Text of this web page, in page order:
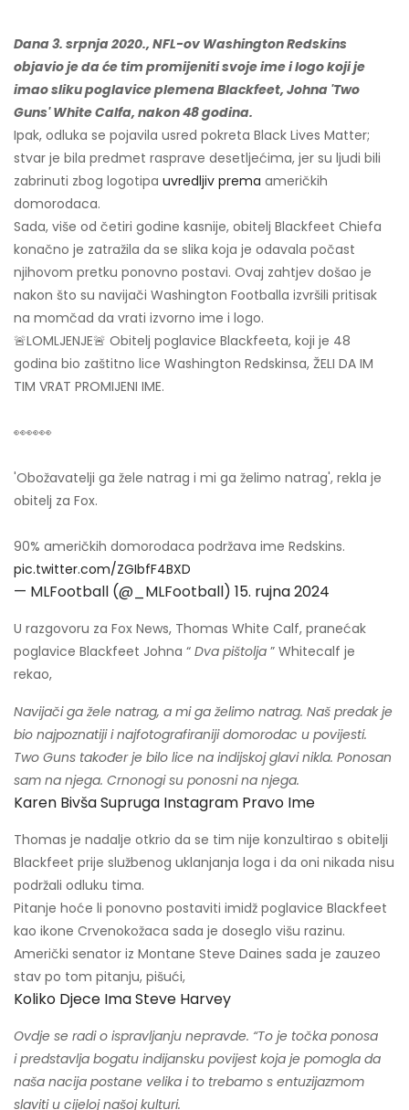
Dana 3. srpnja 2020., NFL-ov Washington Redskins
objavio je da će tim promijeniti svoje ime i logo koji je
imao sliku poglavice plemena Blackfeet, Johna 'Two
Guns' White Calfa, nakon 48 godina.
Ipak, odluka se pojavila usred pokreta Black Lives Matter;
stvar je bila predmet rasprave desetljećima, jer su ljudi bili
zabrinuti zbog logotipa uvredljiv prema američkih
domorodaca.
Sada, više od četiri godine kasnije, obitelj Blackfeet Chiefa
konačno je zatražila da se slika koja je odavala počast
njihovom pretku ponovno postavi. Ovaj zahtjev došao je
nakon što su navijači Washington Footballa izvršili pritisak
na momčad da vrati izvorno ime i logo.
🚨LOMLJENJE🚨 Obitelj poglavice Blackfeeta, koji je 48
godina bio zaštitno lice Washington Redskinsa, ŽELI DA IM
TIM VRAT PROMIJENI IME.
👀👀👀
'Obožavatelji ga žele natrag i mi ga želimo natrag', rekla je
obitelj za Fox.
90% američkih domorodaca podržava ime Redskins.
pic.twitter.com/ZGIbfF4BXD
— MLFootball (@_MLFootball) 15. rujna 2024
U razgovoru za Fox News, Thomas White Calf, pranećak
poglavice Blackfeet Johna “ Dva pištolja ” Whitecalf je
rekao,
Navijači ga žele natrag, a mi ga želimo natrag. Naš predak je
bio najpoznatiji i najfotografiraniji domorodac u povijesti.
Two Guns također je bilo lice na indijskoj glavi nikla. Ponosan
sam na njega. Crnonogi su ponosni na njega.
Karen Bivša Supruga Instagram Pravo Ime
Thomas je nadalje otkrio da se tim nije konzultirao s obitelji
Blackfeet prije službenog uklanjanja loga i da oni nikada nisu
podržali odluku tima.
Pitanje hoće li ponovno postaviti imidž poglavice Blackfeet
kao ikone Crvenokožaca sada je doseglo višu razinu.
Američki senator iz Montane Steve Daines sada je zauzeo
stav po tom pitanju, pišući,
Koliko Djece Ima Steve Harvey
Ovdje se radi o ispravljanju nepravde. “To je točka ponosa
i predstavlja bogatu indijansku povijest koja je pomogla da
naša nacija postane velika i to trebamo s entuzijazmom
slaviti u cijeloj našoj kulturi.